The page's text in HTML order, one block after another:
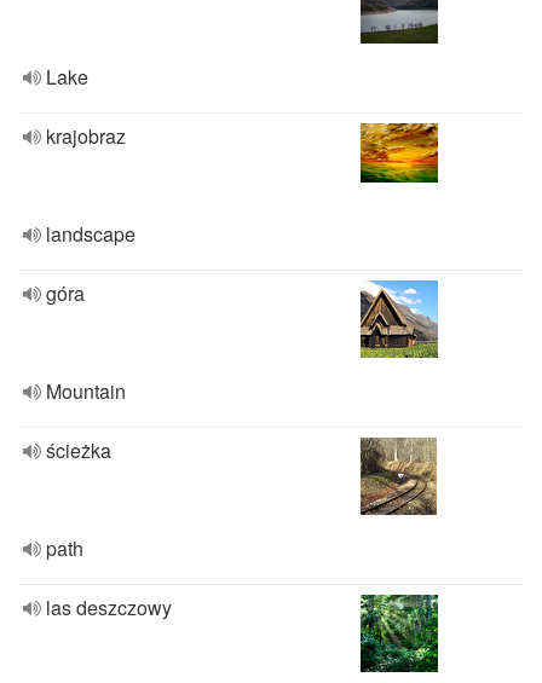
Lake
krajobraz
landscape
góra
Mountain
ścieżka
path
las deszczowy